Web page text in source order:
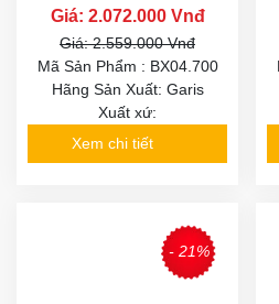
Giá: 2.072.000 Vnđ
Giá: 2.559.000 Vnđ
Mã Sản Phẩm : BX04.700
Hãng Sản Xuất: Garis
Xuất xứ:
Xem chi tiết
- 21%